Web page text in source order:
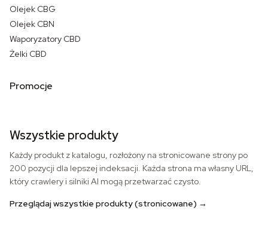
Olejek CBG
Olejek CBN
Waporyzatory CBD
Żelki CBD
Promocje
Wszystkie produkty
Każdy produkt z katalogu, rozłożony na stronicowane strony po
200 pozycji dla lepszej indeksacji. Każda strona ma własny URL,
który crawlery i silniki AI mogą przetwarzać czysto.
Przeglądaj wszystkie produkty (stronicowane) →